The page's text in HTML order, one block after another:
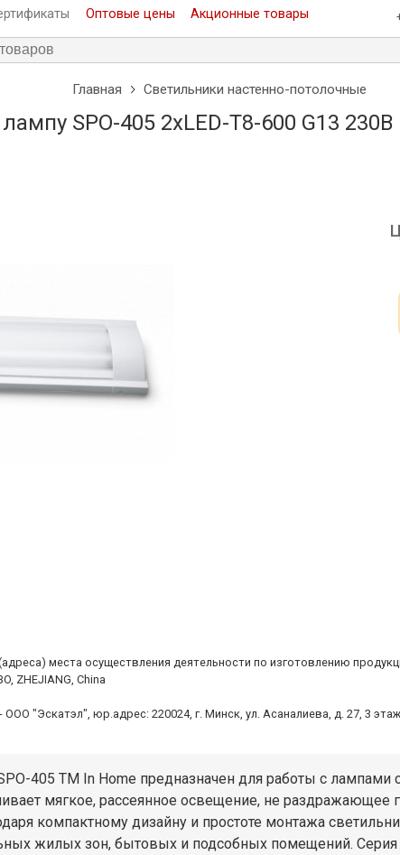
Оптовые цены Акционные товары
Главная Светильники настенно-потолочные
SPO-405 2xLED-Т8-600 G13
места осуществления деятельности по изготовлению
ZHEJIANG, China
"Эскатэл", юр.адрес: 220024, г. Минск, ул. Асаналиева, д. 27, 3
405 ТМ In Home предназначен для работы с лампами
мягкое, рассеянное освещение, не раздражающее
компактному дизайну и простоте монтажа
жилых зон, бытовых и подсобных помещений. Серия